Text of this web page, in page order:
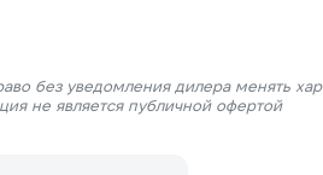
без уведомления дилера менять
не является публичной офертой